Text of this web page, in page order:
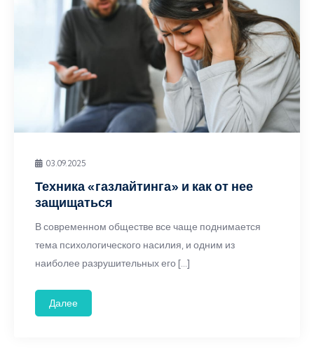
03.09.2025
Техника «газлайтинга» и как от нее
защищаться
В современном обществе все чаще поднимается
тема психологического насилия, и одним из
наиболее разрушительных его […]
Далее